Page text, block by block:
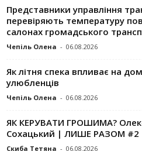
Представники управління
перевіряють температуру
салонах громадського
Чепіль Олена - 06.08.2026
Як літня спека впливає на
улюбленців
Чепіль Олена - 06.08.2026
ЯК КЕРУВАТИ ГРОШИМА?
Сохацький | ЛИШЕ РАЗОМ #2
Скиба Тетяна - 06.08.2026